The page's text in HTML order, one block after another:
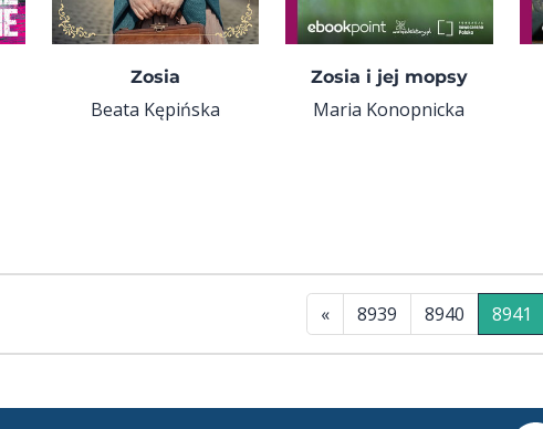
Zosia
Beata Kępińska
Zosia i jej mopsy
Maria Konopnicka
« 8939 8940 8941